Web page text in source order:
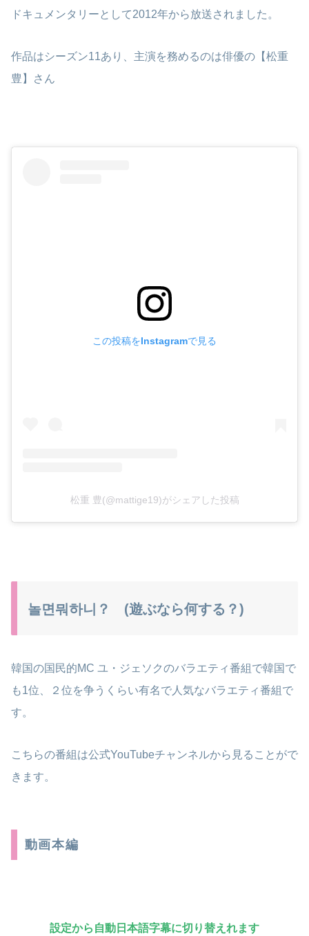
ドキュメンタリーとして2012年から放送されました。
作品はシーズン11あり、主演を務めるのは俳優の【松重
豊】さん
この投稿をInstagramで見る
松重 豊(@mattige19)がシェアした投稿
놀면뭐하니？ (遊ぶなら何する？)
韓国の国民的MC ユ・ジェソクのバラエティ番組で韓国で
も1位、２位を争うくらい有名で人気なバラエティ番組で
す。
こちらの番組は公式YouTubeチャンネルから見ることがで
きます。
動画本編
設定から自動日本語字幕に切り替えれます